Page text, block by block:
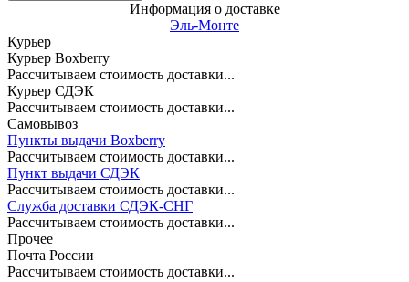
Информация о доставке
Эль-Монте
Курьер
Курьер Boxberry
Рассчитываем стоимость доставки...
Курьер СДЭК
Рассчитываем стоимость доставки...
Самовывоз
Пункты выдачи Boxberry
Рассчитываем стоимость доставки...
Пункт выдачи СДЭК
Рассчитываем стоимость доставки...
Служба доставки СДЭК-СНГ
Рассчитываем стоимость доставки...
Прочее
Почта России
Рассчитываем стоимость доставки...